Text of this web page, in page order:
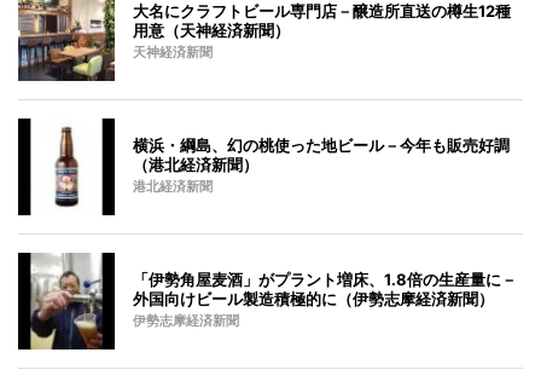
大名にクラフトビール専門店－醸造所直送の樽生12種
用意（天神経済新聞）
天神経済新聞
横浜・綱島、幻の桃使った地ビール－今年も販売好調
（港北経済新聞）
港北経済新聞
「伊勢角屋麦酒」がプラント増床、1.8倍の生産量に－
外国向けビール製造積極的に（伊勢志摩経済新聞）
伊勢志摩経済新聞